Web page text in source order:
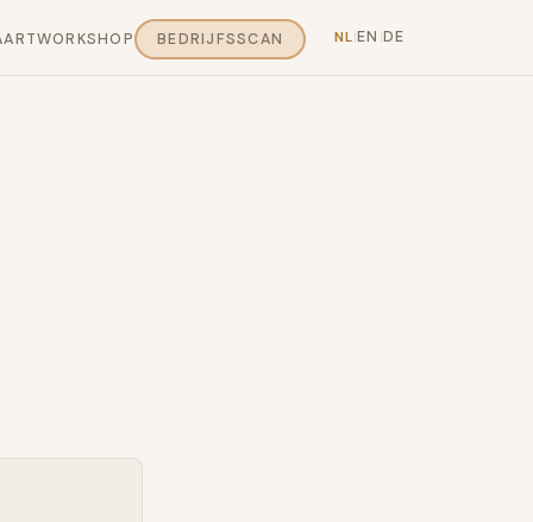
WORKSHOP BEDRIJFSSCAN NL|EN |DE